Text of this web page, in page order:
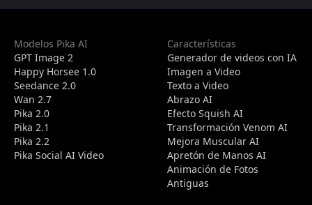
Modelos Pika AI
GPT Image 2
Happy Horsee 1.0
Seedance 2.0
Wan 2.7
Pika 2.0
Pika 2.1
Pika 2.2
Pika Social AI Video
Características
Generador de videos con IA
Imagen a Video
Texto a Video
Abrazo AI
Efecto Squish AI
Transformación Venom AI
Mejora Muscular AI
Apretón de Manos AI
Animación de Fotos
Antiguas